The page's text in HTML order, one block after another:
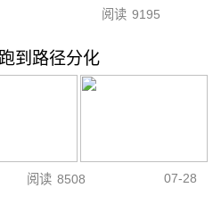
阅读 9195
到路径分化
阅读 8508 07-28